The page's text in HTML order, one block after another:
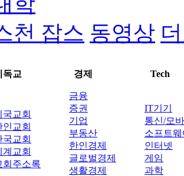
천 잡스 동영상
독교 경제 Tech
국교회
인교회
국교회
계교회
회주소록
금융
증권
기업
부동산
한인경제
글로벌경제
생활경제
IT기기
통신/모
소프트웨
인터넷
게임
과학